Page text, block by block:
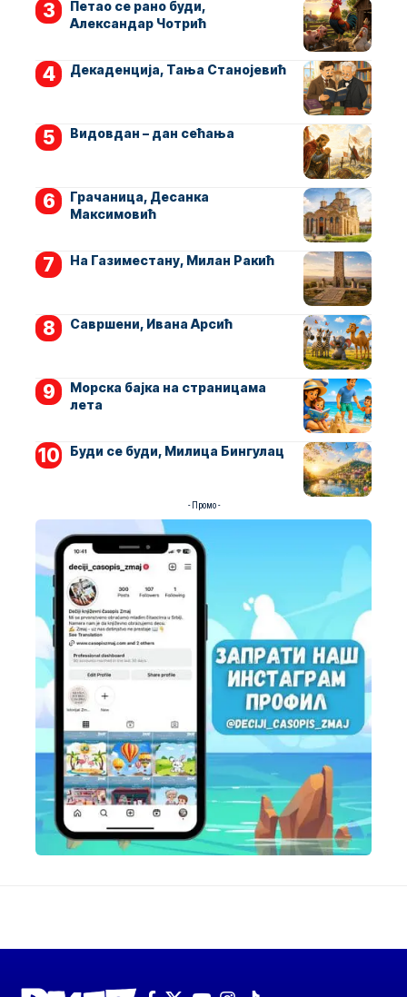
Петао се рано буди,
Александар Чотрић
Декаденција, Тања Станојевић
Видовдан – дан сећања
Грачаница, Десанка
Максимовић
На Газиместану, Милан Ракић
Савршени, Ивана Арсић
Морска бајка на страницама
лета
Буди се буди, Милица Бингулац
- Промо -